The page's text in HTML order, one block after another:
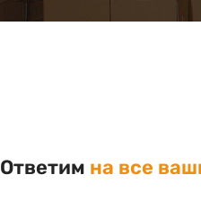
Ответим на все